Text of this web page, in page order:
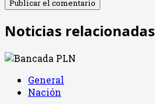
Noticias relacionadas
General
Nación